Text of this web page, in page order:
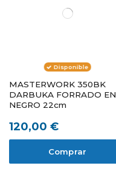
Disponible
MASTERWORK 350BK
DARBUKA FORRADO EN
NEGRO 22cm
120,00 €
Comprar